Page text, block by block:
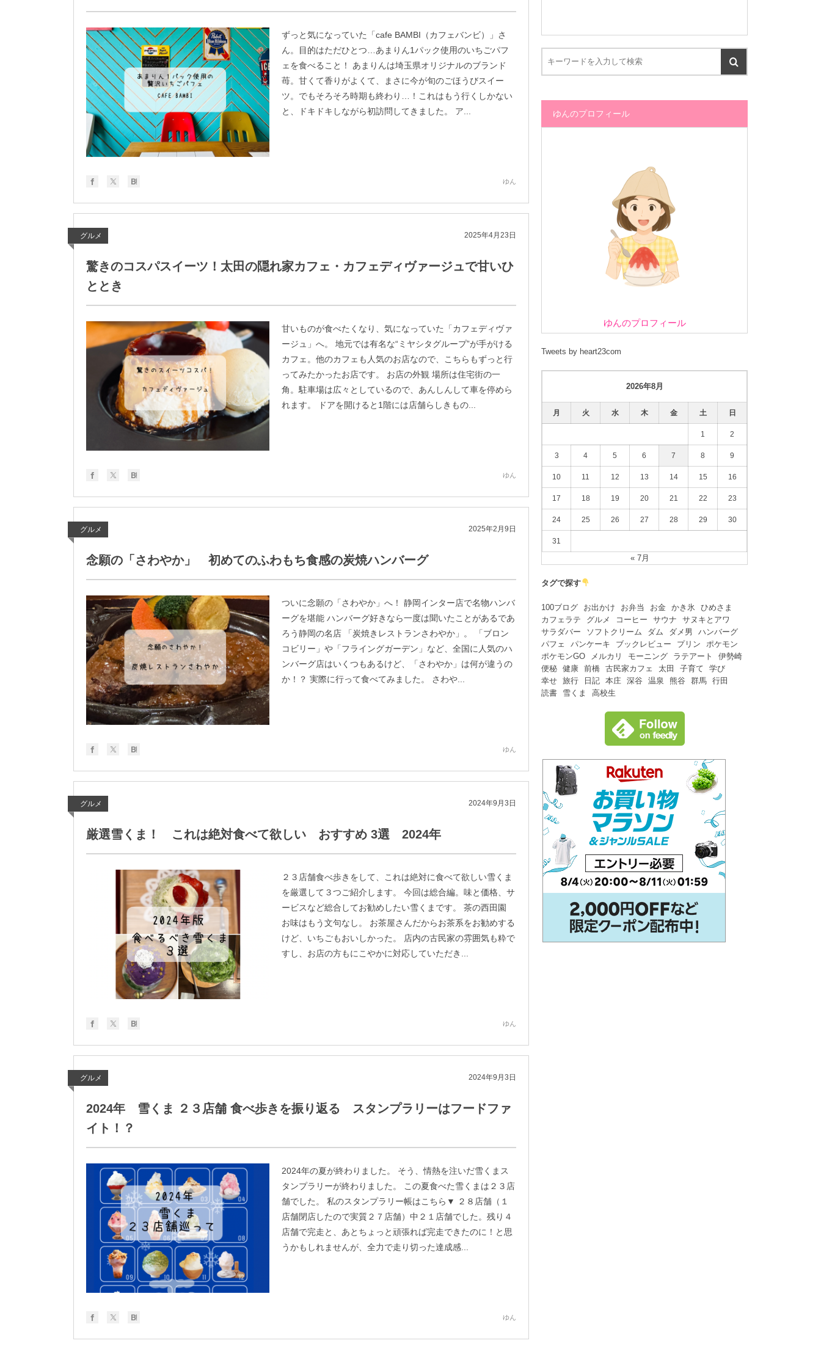
ずっと気になっていた「cafe BAMBI（カフェバンビ）」さ
ん。目的はただひとつ…あまりん1パック使用のいちごパフ
ェを食べること！ あまりんは埼玉県オリジナルのブランド
苺。甘くて香りがよくて、まさに今が旬のごほうびスイー
ツ。でもそろそろ時期も終わり…！これはもう行くしかない
と、ドキドキしながら初訪問してきました。 ア...
ゆん
グルメ 2025年4月23日
驚きのコスパスイーツ！太田の隠れ家カフェ・カフェディヴァージュで甘いひ
ととき
甘いものが食べたくなり、気になっていた「カフェディヴァ
ージュ」へ。 地元では有名な“ミヤシタグループ”が手がける
カフェ。他のカフェも人気のお店なので、こちらもずっと行
ってみたかったお店です。 お店の外観 場所は住宅街の一
角。駐車場は広々としているので、あんしんして車を停めら
れます。 ドアを開けると1階には店舗らしきもの...
ゆん
グルメ 2025年2月9日
念願の「さわやか」 初めてのふわもち食感の炭焼ハンバーグ
ついに念願の「さわやか」へ！ 静岡インター店で名物ハンバ
ーグを堪能 ハンバーグ好きなら一度は聞いたことがあるであ
ろう静岡の名店 「炭焼きレストランさわやか」。 「ブロン
コビリー」や「フライングガーデン」など、全国に人気のハ
ンバーグ店はいくつもあるけど、「さわやか」は何が違うの
か！？ 実際に行って食べてみました。 さわや...
ゆん
グルメ 2024年9月3日
厳選雪くま！ これは絶対食べて欲しい おすすめ 3選 2024年
２３店舗食べ歩きをして、これは絶対に食べて欲しい雪くま
を厳選して３つご紹介します。 今回は総合編。味と価格、サ
ービスなど総合してお勧めしたい雪くまです。 茶の西田園
お味はもう文句なし。 お茶屋さんだからお茶系をお勧めする
けど、いちごもおいしかった。 店内の古民家の雰囲気も粋で
すし、お店の方もにこやかに対応していただき...
ゆん
グルメ 2024年9月3日
2024年 雪くま ２３店舗 食べ歩きを振り返る スタンプラリーはフードファ
イト！？
2024年の夏が終わりました。 そう、情熱を注いだ雪くまス
タンプラリーが終わりました。 この夏食べた雪くまは２３店
舗でした。 私のスタンプラリー帳はこちら▼ ２８店舗（１
店舗閉店したので実質２７店舗）中２１店舗でした。残り４
店舗で完走と、あとちょっと頑張れば完走できたのに！と思
うかもしれませんが、全力で走り切った達成感...
ゆん
ゆんのプロフィール
ゆんのプロフィール
Tweets by heart23com
2026年8月
月 火 水 木 金 土 日
1 2
3 4 5 6 7 8 9
10 11 12 13 14 15 16
17 18 19 20 21 22 23
24 25 26 27 28 29 30
31
« 7月
タグで探す
100ブログ お出かけ お弁当 お金 かき氷 ひめさま
カフェラテ
グルメ コーヒー サウナ
サヌキとアワ
サラダバー
ソフトクリーム ダム ダメ男
ハンバーグ
パフェ
パンケーキ ブックレビュー プリン
ポケモン
ポケモンGO
メルカリ モーニング ラテアート
伊勢崎
便秘 健康 前橋 古民家カフェ 太田 子育て
学び
幸せ 旅行 日記 本庄 深谷 温泉 熊谷 群馬 行田
読書
雪くま 高校生